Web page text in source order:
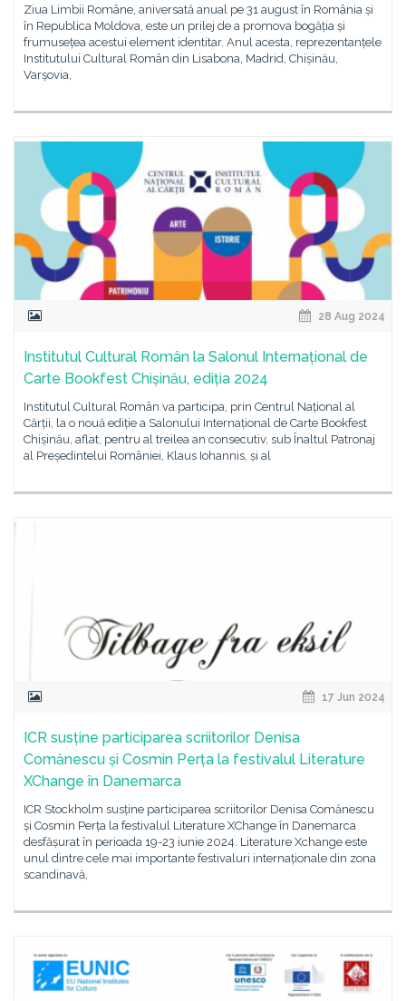
Ziua Limbii Române, aniversată anual pe 31 august în România și
în Republica Moldova, este un prilej de a promova bogăția și
frumusețea acestui element identitar. Anul acesta, reprezentanțele
Institutului Cultural Român din Lisabona, Madrid, Chișinău,
Varșovia,
28 Aug 2024
Institutul Cultural Român la Salonul Internațional de
Carte Bookfest Chișinău, ediția 2024
Institutul Cultural Român va participa, prin Centrul Național al
Cărții, la o nouă ediție a Salonului Internațional de Carte Bookfest
Chișinău, aflat, pentru al treilea an consecutiv, sub Înaltul Patronaj
al Președintelui României, Klaus Iohannis, și al
17 Jun 2024
ICR susține participarea scriitorilor Denisa
Comănescu și Cosmin Perța la festivalul Literature
XChange în Danemarca
ICR Stockholm susține participarea scriitorilor Denisa Comănescu
și Cosmin Perța la festivalul Literature XChange în Danemarca
desfășurat în perioada 19-23 iunie 2024. Literature Xchange este
unul dintre cele mai importante festivaluri internaționale din zona
scandinavă,